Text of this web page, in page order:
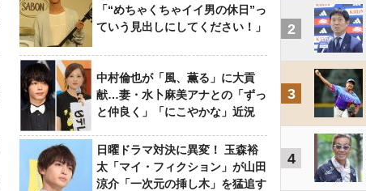
「“めちゃくちゃイイ男の休日”っ
ていう見出しにしてください！」
中村倫也が「風、薫る」に大貢
献…妻・水卜麻美アナとの「ずっ
と仲良く」「にこやかな」近況
日曜ドラマ対決に異変！ 玉森裕
太「マイ・フィクション」が山田
涼介「一次元の挿し木」を猛追す
2
3
4